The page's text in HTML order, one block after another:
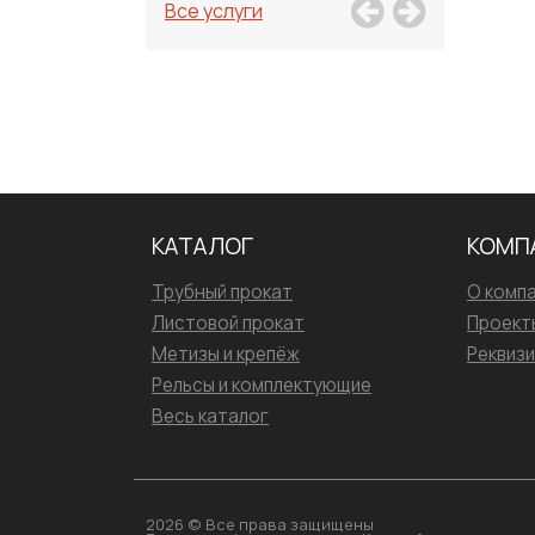
Все услуги
КАТАЛОГ
Трубный прокат
Листовой прокат
Метизы и крепёж
Рельсы и комплектующие
Весь каталог
О
2026 © Все права защищены